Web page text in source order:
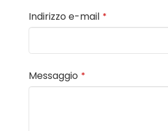
Indirizzo e-mail *
Messaggio *